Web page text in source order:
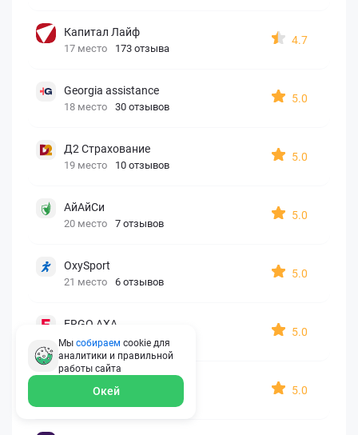
Капитал Лайф
17 место 173 отзыва
4.7
Georgia assistance
18 место 30 отзывов
5.0
Д2 Страхование
19 место 10 отзывов
5.0
АйАйСи
20 место 7 отзывов
5.0
OxySport
21 место 6 отзывов
5.0
ERGO AXA
22 место 2 отзыва
5.0
23 место 1 отзыв
5.0
Мы собираем cookie для
аналитики и правильной
работы сайта
Окей